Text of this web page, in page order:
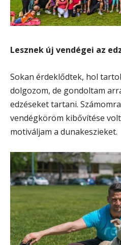
Lesznek új vendégei az
Sokan érdeklődtek, hol
dolgozom, de gondoltam
edzéseket tartani.
vendégköröm kibővítése
motiváljam a dunakeszieket.